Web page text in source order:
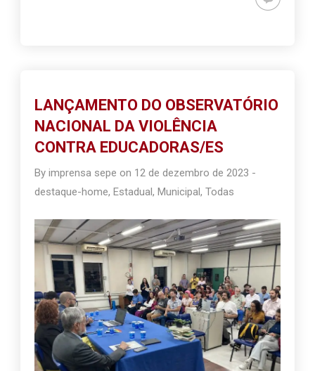
LANÇAMENTO DO OBSERVATÓRIO
NACIONAL DA VIOLÊNCIA
CONTRA EDUCADORAS/ES
Byimprensa sepe on 12 de dezembro de 2023 -
destaque-home,Estadual,Municipal,Todas